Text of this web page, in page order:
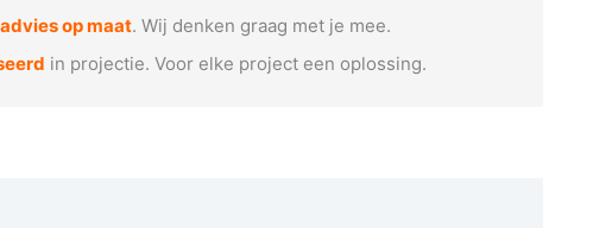
advies op maat. Wij denken graag met je mee.
in projectie. Voor elke project een oplossing.